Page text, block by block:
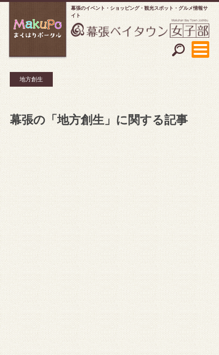
幕張のイベント・ショッピング
観光スポット・グルメ情報サ
イト
地方創生
幕張の「地方創生」に関する記事